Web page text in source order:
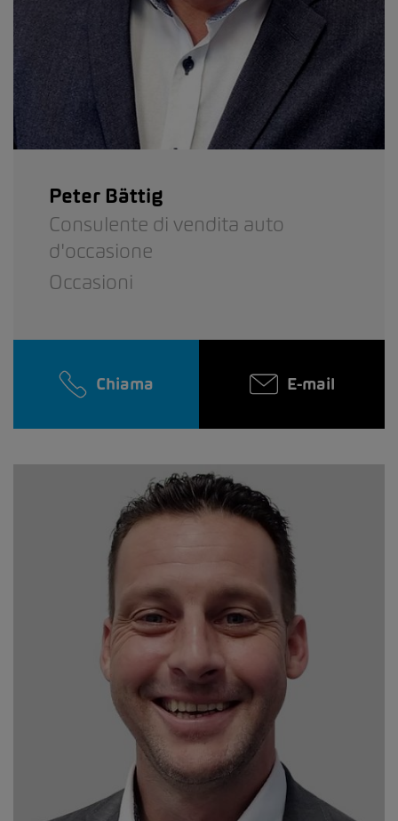
Peter Bättig
Consulente di vendita auto
d'occasione
Occasioni
Chiama E-mail